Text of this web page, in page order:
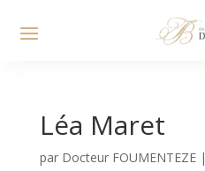
Léa Maret
par Docteur FOUMENTEZE|